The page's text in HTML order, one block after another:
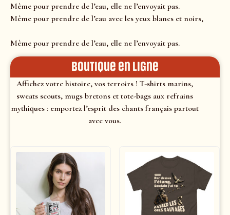
Même pour prendre de l’eau, elle ne l’envoyait pas.
Même pour prendre de l’eau avec les yeux blancs et noirs,
Même pour prendre de l’eau, elle ne l’envoyait pas.
Boutique en ligne
Affichez votre histoire, vos terroirs ! T-shirts marins,
sweats scouts, mugs bretons et tote-bags aux refrains
mythiques : emportez l’esprit des chants français partout
avec vous.